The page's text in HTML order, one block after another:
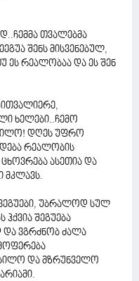
თვალებმა
შენს მისვენებულ,
ეს რეალობაა და ეს შენ
ხელები..ჩემო
დღეს უფრო
რეალობის
ცხოვრება ასეთია და
მკლავს.
უბრალოდ სულ
ჰქვია შეგუება
და ვგრძნობ ძალა
და მზრუნველო